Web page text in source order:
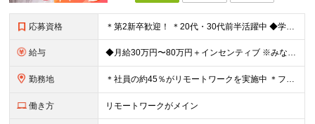
応募資格 ＊第2新卒歓迎！ ＊20代・30代前半活躍中 ◆学歴不問 ◆未経験歓迎 ＼こんな方にピッタリです！／ ★SNSを見るだけでなく「仕掛ける側」になりたい方 ★販売や接客で「お客様の心理」を考えた経験
給与 ◆月給30万円〜80万円＋インセンティブ ※みなし残業代（月10時間・16,000円）を含みます ※超過分は別途支給します ※試用期間3か月あり（給与は28万円、待遇に差異なし）
勤務地 ＊社員の約45％がリモートワークを実施中 ＊フルリモート案件もあり ＊転勤はありません 本社（横浜）または、東京・神奈川の各プロジェクト先。 【本社】 神奈川県横浜市中区不老町2丁目11-8 税経
働き方 リモートワークがメイン